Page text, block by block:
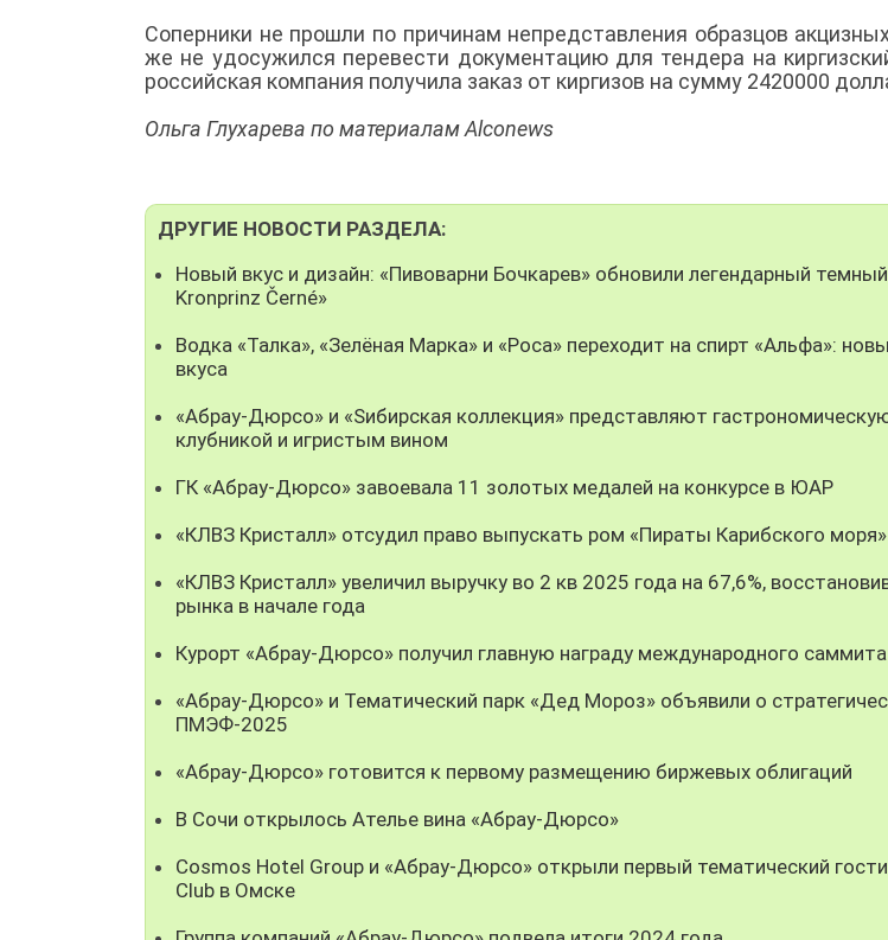
Соперники не прошли по причинам непредставления образцов
же не удосужился перевести документацию для тендера на
российская компания получила заказ от киргизов на сумму 2420000
Ольга Глухарева по материалам Alconews
ДРУГИЕ НОВОСТИ РАЗДЕЛА:
Новый вкус и дизайн: «Пивоварни Бочкарев» обновили легендарный
Kronprinz Černé»
Водка «Талка», «Зелёная Марка» и «Роса» переходит на спирт «Альфа»:
вкуса
«Абрау-Дюрсо» и «Sибирская коллекция» представляют
клубникой и игристым вином
ГК «Абрау-Дюрсо» завоевала 11 золотых медалей на конкурсе в ЮАР
«КЛВЗ Кристалл» отсудил право выпускать ром «Пираты Карибского моря»
«КЛВЗ Кристалл» увеличил выручку во 2 кв 2025 года на 67,6%,
рынка в начале года
Курорт «Абрау-Дюрсо» получил главную награду международного
«Абрау-Дюрсо» и Тематический парк «Дед Мороз» объявили о
ПМЭФ-2025
«Абрау-Дюрсо» готовится к первому размещению биржевых облигаций
В Сочи открылось Ателье вина «Абрау-Дюрсо»
Cosmos Hotel Group и «Абрау-Дюрсо» открыли первый тематический
Club в Омске